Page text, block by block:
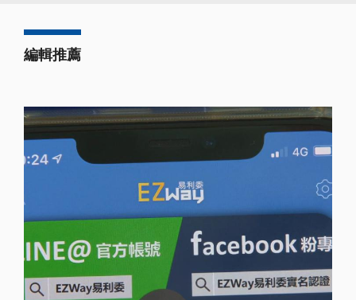
編輯推薦